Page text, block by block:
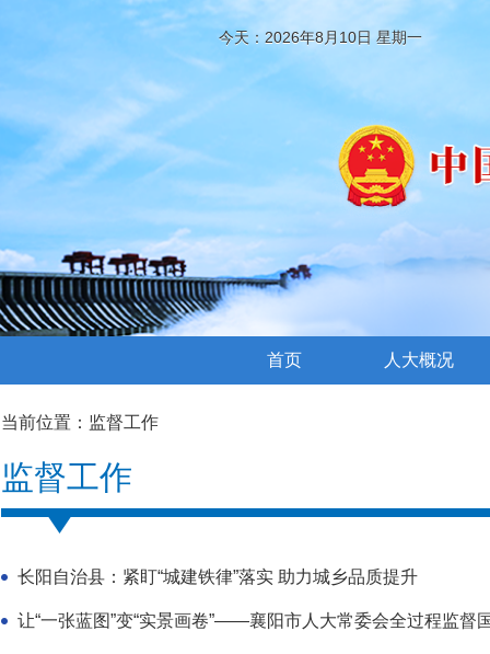
今天：2026年8月10日 星期一
首页 人大概况
当前位置： 监督工作
监督工作
长阳自治县：紧盯“城建铁律”落实 助力城乡品质提升
让“一张蓝图”变“实景画卷”——襄阳市人大常委会全过程监督